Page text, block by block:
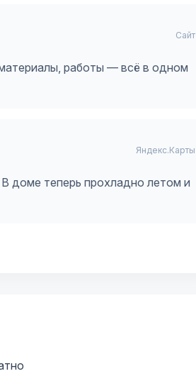
Сайт
работы — всё в одном
Яндекс.Карты
доме теперь прохладно летом и